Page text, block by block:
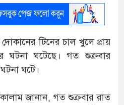
টিনের চাল খুলে প্রায়
ঘটনা ঘটেছে। গত শুক্রবার
ঘটে।
জানান, গত শুক্রবার রাত